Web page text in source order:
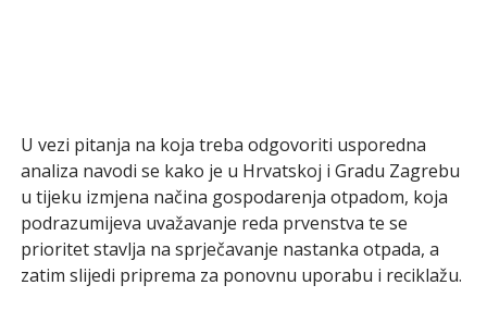
U vezi pitanja na koja treba odgovoriti usporedna
analiza navodi se kako je u Hrvatskoj i Gradu Zagrebu
u tijeku izmjena načina gospodarenja otpadom, koja
podrazumijeva uvažavanje reda prvenstva te se
prioritet stavlja na sprječavanje nastanka otpada, a
zatim slijedi priprema za ponovnu uporabu i reciklažu.